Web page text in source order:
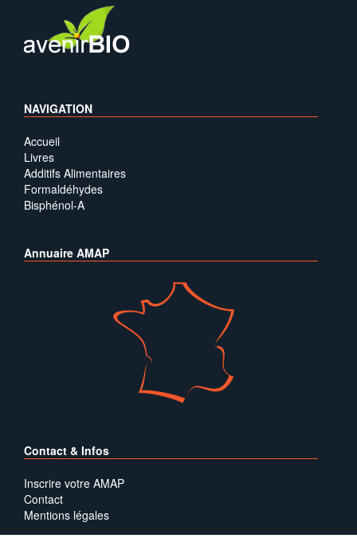
NAVIGATION
Accueil
Livres
Additifs Alimentaires
Formaldéhydes
Bisphénol-A
Annuaire AMAP
Contact & Infos
Inscrire votre AMAP
Contact
Mentions légales